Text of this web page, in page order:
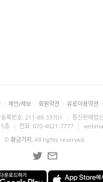
· 제안/제보 · 회원약관 · 유료이용약관 ·
등록번호: 211-88-33701 | 통신판매업
층 | 전화: 070-4021-7777 |
©황금가지 . All rights reserved.